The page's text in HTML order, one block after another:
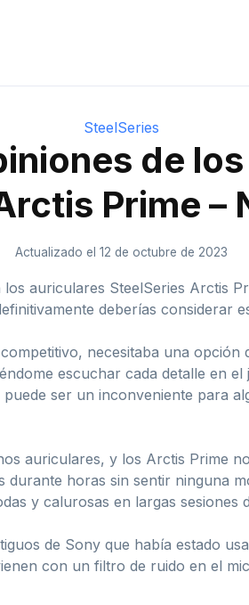
SteelSeries
de
Prime –
Actualizado el 12 de octubre de 2023
auriculares SteelSeries Arctis
deberías considerar
necesitaba una opción
escuchar cada detalle en
ser un inconveniente para
auriculares, y los Arctis Prime
horas sin sentir ninguna
y calurosas en largas sesiones
de Sony que había estado
con un filtro de ruido en el